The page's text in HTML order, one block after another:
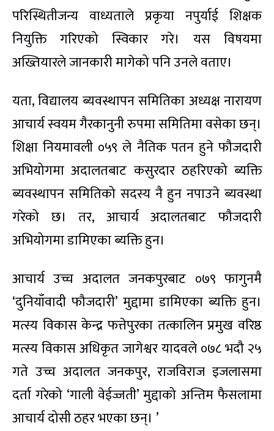
परिस्थितीजन्य वाध्यताले प्रकृया नपुर्याई शिक्षक
नियुक्ति गरिएको स्विकार गरे। यस विषयमा
अख्तियारले जानकारी मागेको पनि उनले वताए।
यता, विद्यालय ब्यवस्थापन समितिका अध्यक्ष नारायण
आचार्य स्वयम गैरकानुनी रुपमा समितिमा वसेका छन्।
शिक्षा नियमावली ०५९ ले नैतिक पतन हुने फौजदारी
अभियोगमा अदालतबाट कसुरदार ठहरिएको ब्यक्ति
ब्यवस्थापन समितिको सदस्य नै हुन नपाउने ब्यवस्था
गरेको छ। तर, आचार्य अदालतबाट फौजदारी
अभियोगमा डामिएका ब्यक्ति हुन।
आचार्य उच्च अदालत जनकपुरबाट ०७९ फागुनमै
‘दुनियाँवादी फौजदारी’ मुद्दामा डामिएका ब्यक्ति हुन।
मत्स्य विकास केन्द्र फत्तेपुरका तत्कालिन प्रमुख वरिष्ठ
मत्स्य विकास अधिकृत जागेश्वर यादवले ०७८ भदौ २५
गते उच्च अदालत जनकपुर, राजविराज इजलासमा
दर्ता गरेको ‘गाली वेईज्जती’ मुद्दाको अन्तिम फैसलामा
आचार्य दोसी ठहर भएका छन्। ’